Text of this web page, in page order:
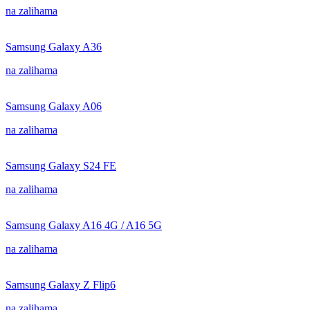
na zalihama
Samsung Galaxy A36
na zalihama
Samsung Galaxy A06
na zalihama
Samsung Galaxy S24 FE
na zalihama
Samsung Galaxy A16 4G / A16 5G
na zalihama
Samsung Galaxy Z Flip6